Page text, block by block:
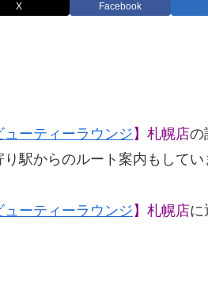
X Facebook
ューティーラウンジ 】札幌店の
駅からのルート案内もしてい
ューティーラウンジ 】札幌店に